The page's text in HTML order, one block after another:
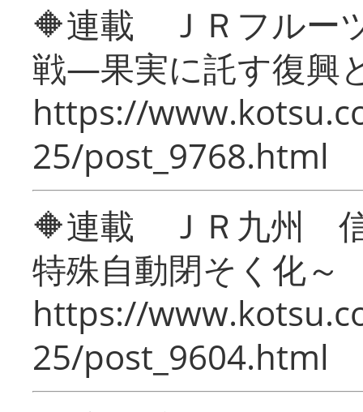
🔶連載 ＪＲフルー
戦―果実に託す復興
https://
25/post_9768.html
🔶連載 ＪＲ九州 信
特殊自動閉そく化～
https://
25/post_9604.html